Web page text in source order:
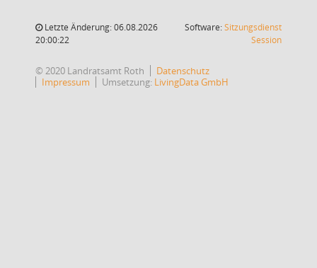
Letzte Änderung: 06.08.2026
20:00:22
Software:Sitzungsdienst
Session(Wird in
© 2020 Landratsamt Roth
Datenschutz
Impressum
Umsetzung: LivingData GmbH